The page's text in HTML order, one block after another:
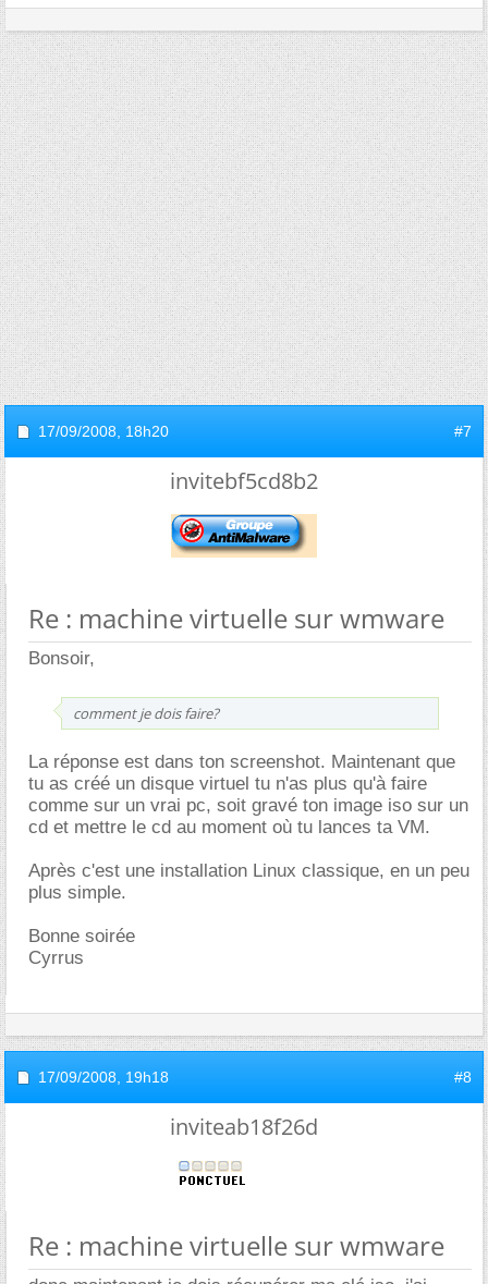
17/09/2008, 18h20 #7
invitebf5cd8b2
Re : machine virtuelle sur wmware
Bonsoir,
comment je dois faire?
La réponse est dans ton screenshot. Maintenant que
tu as créé un disque virtuel tu n'as plus qu'à faire
comme sur un vrai pc, soit gravé ton image iso sur un
cd et mettre le cd au moment où tu lances ta VM.
Après c'est une installation Linux classique, en un peu
plus simple.
Bonne soirée
Cyrrus
17/09/2008, 19h18 #8
inviteab18f26d
Re : machine virtuelle sur wmware